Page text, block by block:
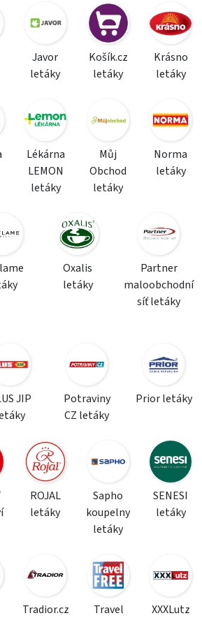
Javor
letáky
Košík.cz
letáky
Krásno
letáky
Lékárna
LEMON
letáky
Můj
Obchod
letáky
Norma
letáky
Oxalis
letáky
Partner
maloobchodní
síť letáky
JIP
Potraviny
CZ letáky
Prior letáky
ROJAL
letáky
Sapho
koupelny
letáky
SENESI
letáky
Tradior.cz
Travel
XXXLutz